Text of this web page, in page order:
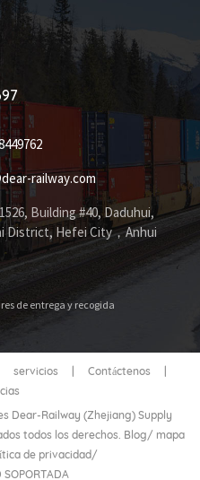
railway.com
Building #40, Daduhui,
District, Hefei City，Anhui
de entrega y recogida
servicios Contáctenos
Dear-Railway (Zhejiang) Supply
todos los derechos. Blog/ mapa
de privacidad/
SOPORTADA